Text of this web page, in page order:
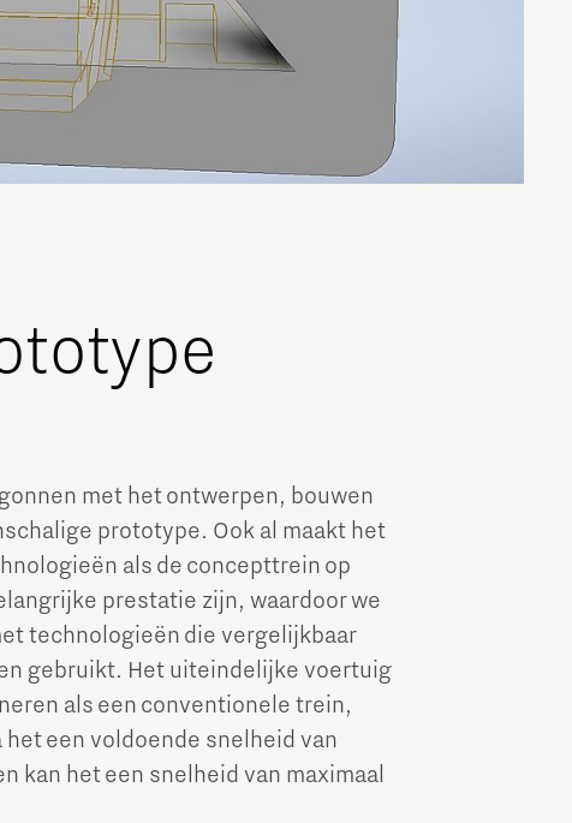
met het ontwerpen, bouwen
prototype. Ook al maakt het
als de concepttrein op
prestatie zijn, waardoor we
technologieën die vergelijkbaar
gebruikt. Het uiteindelijke voertuig
als een conventionele trein,
het een voldoende snelheid van
kan het een snelheid van maximaal